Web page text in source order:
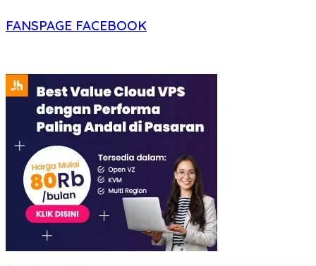
FANSPAGE FACEBOOK